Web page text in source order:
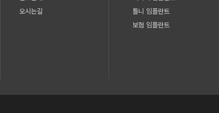
오시는길
틀니 임플란트
보험 임플란트